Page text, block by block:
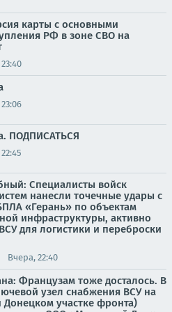
карты с основными
РФ в зоне СВО на
ПОДПИСАТЬСЯ
Специалисты войск
нанесли точечные удары с
«Герань» по объектам
инфраструктуры, активно
для логистики и переброски
Вчера, 22:40
Французам тоже досталось. В
узел снабжения ВСУ на
участке фронта)